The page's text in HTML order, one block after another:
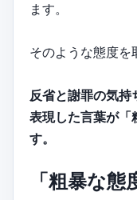
ます。
そのような態度を
反省と謝罪の気持
表現した言葉が「
す。
「粗暴な